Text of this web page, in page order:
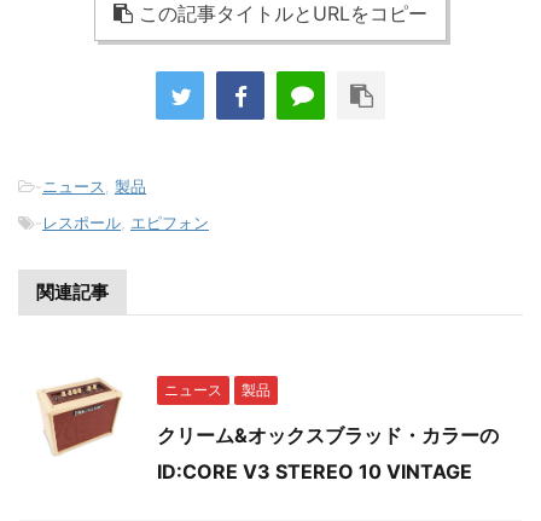
この記事タイトルとURLをコピー
-ニュース
製品
-レスポール エピフォン
関連記事
ニュース 製品
クリーム&オックスブラッド・カラーの
ID:CORE V3 STEREO 10 VINTAGE